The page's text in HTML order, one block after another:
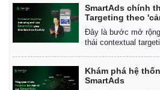
SmartAds chính
Targeting theo
Đây là bước mở
thái contextual
Khám phá hệ
SmartAds